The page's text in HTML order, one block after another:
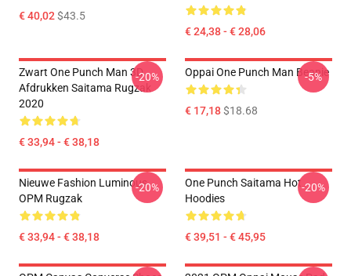
€ 40,02$43.5
€ 24,38 - € 28,06
Zwart One Punch Man 3D
Afdrukken Saitama Rugzak
2020
€ 33,94 - € 38,18
-20% Oppai One Punch Man Beanie
€ 17,18$18.68
-5%
Nieuwe Fashion Luminous
OPM Rugzak
€ 33,94 - € 38,18
-20%
One Punch Saitama Hot
Hoodies
€ 39,51 - € 45,95
-20%